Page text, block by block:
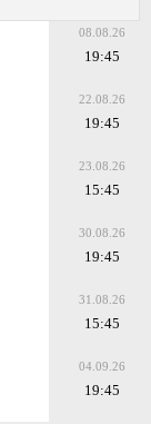
08.08.26
19:45
22.08.26
19:45
23.08.26
15:45
30.08.26
19:45
31.08.26
15:45
04.09.26
19:45